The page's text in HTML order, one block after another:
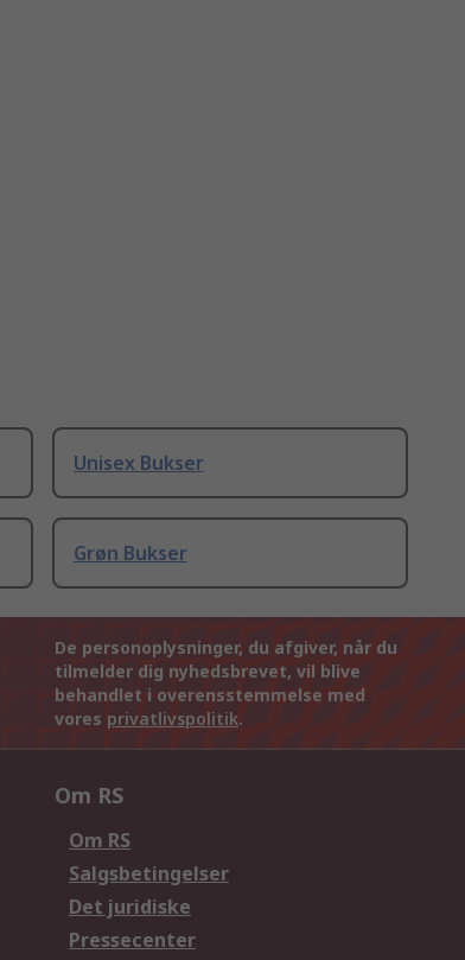
Unisex Bukser
Grøn Bukser
De personoplysninger, du afgiver, når du
tilmelder dig nyhedsbrevet, vil blive
behandlet i overensstemmelse med
vores privatlivspolitik.
Om RS
Om RS
Salgsbetingelser
Det juridiske
Pressecenter